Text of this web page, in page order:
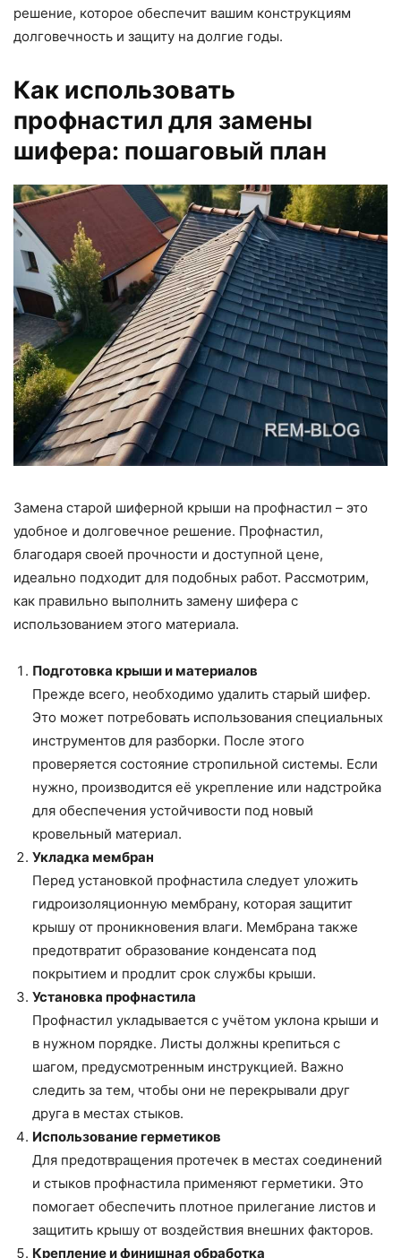
решение, которое обеспечит вашим конструкциям
долговечность и защиту на долгие годы.
Как использовать
профнастил для замены
шифера: пошаговый план
Замена старой шиферной крыши на профнастил – это
удобное и долговечное решение. Профнастил,
благодаря своей прочности и доступной цене,
идеально подходит для подобных работ. Рассмотрим,
как правильно выполнить замену шифера с
использованием этого материала.
Подготовка крыши и материалов
Прежде всего, необходимо удалить старый шифер.
Это может потребовать использования специальных
инструментов для разборки. После этого
проверяется состояние стропильной системы. Если
нужно, производится её укрепление или надстройка
для обеспечения устойчивости под новый
кровельный материал.
Укладка мембран
Перед установкой профнастила следует уложить
гидроизоляционную мембрану, которая защитит
крышу от проникновения влаги. Мембрана также
предотвратит образование конденсата под
покрытием и продлит срок службы крыши.
Установка профнастила
Профнастил укладывается с учётом уклона крыши и
в нужном порядке. Листы должны крепиться с
шагом, предусмотренным инструкцией. Важно
следить за тем, чтобы они не перекрывали друг
друга в местах стыков.
Использование герметиков
Для предотвращения протечек в местах соединений
и стыков профнастила применяют герметики. Это
помогает обеспечить плотное прилегание листов и
защитить крышу от воздействия внешних факторов.
Крепление и финишная обработка